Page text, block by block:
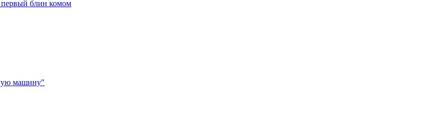
блин комом
машину"